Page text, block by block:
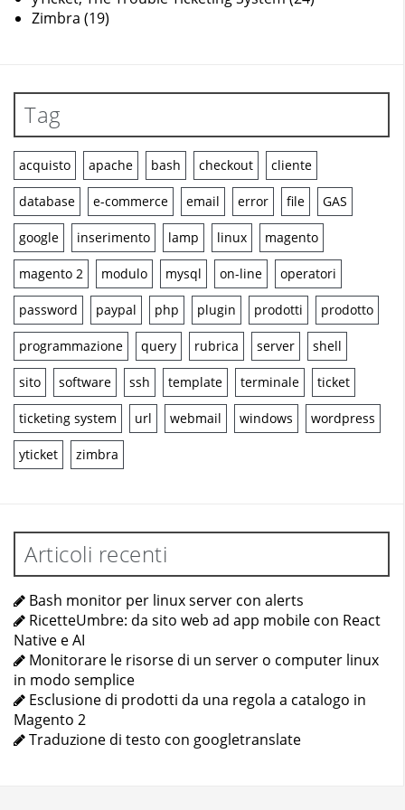
Zimbra (19)
Tag
acquisto apache bash checkout cliente
database e-commerce email error file GAS
google inserimento lamp linux magento
magento 2 modulo mysql on-line operatori
password paypal php plugin prodotti prodotto
programmazione query rubrica server shell
sito software ssh template terminale ticket
ticketing system url webmail windows wordpress
yticket zimbra
Articoli recenti
Bash monitor per linux server con alerts
RicetteUmbre: da sito web ad app mobile con React
Native e AI
Monitorare le risorse di un server o computer linux
in modo semplice
Esclusione di prodotti da una regola a catalogo in
Magento 2
Traduzione di testo con googletranslate